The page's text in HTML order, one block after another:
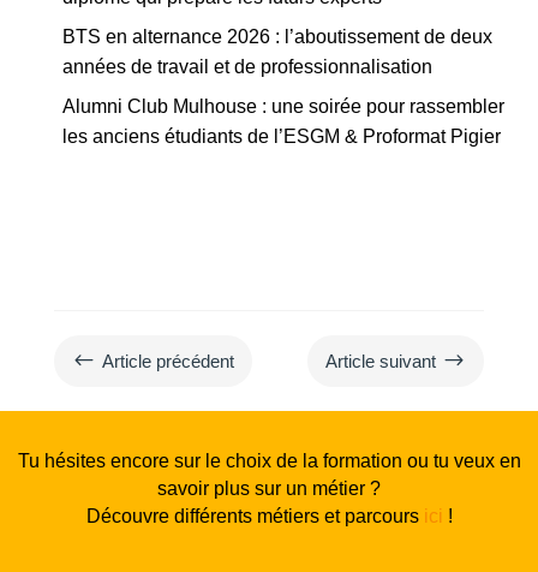
BTS en alternance 2026 : l’aboutissement de deux
années de travail et de professionnalisation
Alumni Club Mulhouse : une soirée pour rassembler
les anciens étudiants de l’ESGM & Proformat Pigier
# Article précédent Article suivant $
Tu hésites encore sur le choix de la formation ou tu veux en
savoir plus sur un métier ?
Découvre différents métiers et parcours ici !